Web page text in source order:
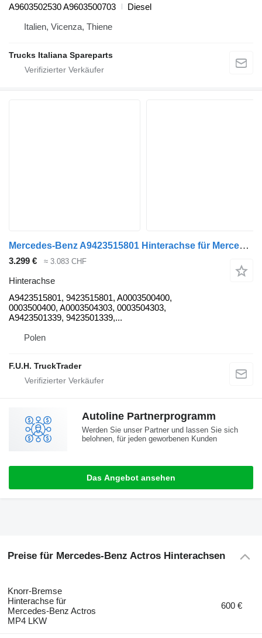
A9603502530 A9603500703
Diesel
Italien, Vicenza, Thiene
Trucks Italiana Spareparts
Mercedes-Benz A9423515801 Hinterachse für Mercedes-Benz Actros MP2 LKW
3.299 € ≈ 3.083 CHF
Hinterachse
A9423515801, 9423515801, A0003500400,
0003500400, A0003504303, 0003504303,
A9423501339, 9423501339,...
Polen
F.U.H. TruckTrader
Autoline Partnerprogramm
Werden Sie unser Partner und lassen Sie sich
belohnen, für jeden geworbenen Kunden
Das Angebot ansehen
Preise für Mercedes-Benz Actros Hinterachsen
Knorr-Bremse
Hinterachse für
Mercedes-Benz Actros
MP4 LKW
600 €